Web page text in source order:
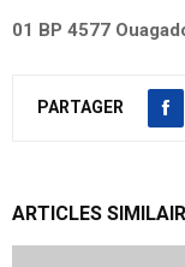
01 BP 4577
PARTAGER
ARTICLES